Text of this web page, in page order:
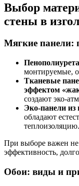
Выбор
стены в
Мягкие панели:
монтируемые,
Тканевые
эффектом
создают эко-
Эко-панели из
обладают
теплоизоляцию.
При выборе важен не
эффективность,
Обои: виды и